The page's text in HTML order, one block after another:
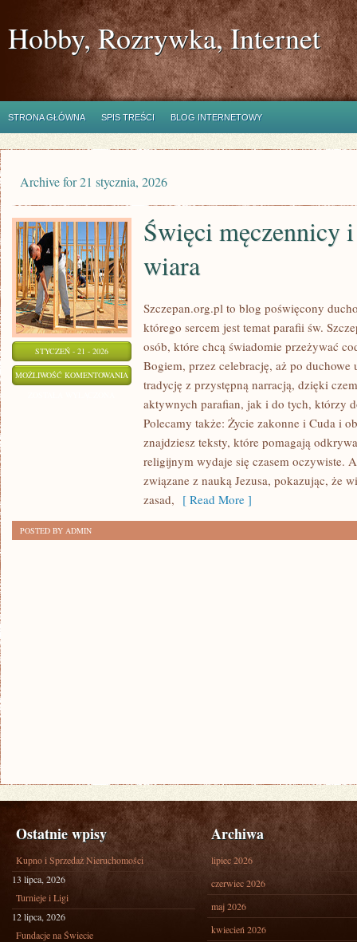
Hobby, Rozrywka, Internet
STRONA GŁÓWNA SPIS TREŚCI BLOG INTERNETOWY
Archive for 21 stycznia, 2026
STYCZEŃ - 21 - 2026
MOŻLIWOŚĆ KOMENTOWANIA
MĘCZENNICY
Święci męczennicy
wiara
Szczepan.org.pl to blog poświęcony
którego sercem jest temat parafii św.
osób, które chcą świadomie przeżywać
Bogiem, przez celebrację, aż po duchowe
tradycję z przystępną narracją, dzięki
aktywnych parafian, jak i do tych, którzy
Polecamy także: Życie zakonne i Cuda i
znajdziesz teksty, które pomagają
religijnym wydaje się czasem oczywiste.
związane z nauką Jezusa, pokazując, że
zasad, [ Read More ]
POSTED BY ADMIN
Ostatnie wpisy
Kupno i Sprzedaż Nieruchomości
13 lipca, 2026
Turnieje i Ligi
12 lipca, 2026
Fundacje na Świecie
Archiwa
lipiec 2026
czerwiec 2026
maj 2026
kwiecień 2026